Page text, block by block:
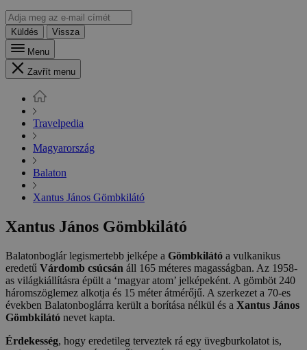
Küldés
Vissza
Menu
Zavřít menu
Travelpedia
Magyarország
Balaton
Xantus János Gömbkilátó
Xantus János Gömbkilátó
Balatonboglár legismertebb jelképe a Gömbkilátó a vulkanikus
eredetű Várdomb csúcsán áll 165 méteres magasságban. Az 1958-
as világkiállításra épült a ‘magyar atom’ jelképeként. A gömböt 240
háromszöglemez alkotja és 15 méter átmérőjű. A szerkezet a 70-es
években Balatonboglárra került a borítása nélkül és a Xantus János
Gömbkilátó nevet kapta.
Érdekesség, hogy eredetileg terveztek rá egy üvegburkolatot is,